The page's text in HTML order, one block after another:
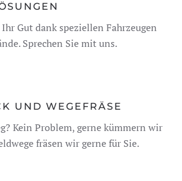
Gut dank speziellen Fahrzeugen
Sprechen Sie mit uns.
UND WEGEFRÄSE
Kein Problem, gerne kümmern wir
fräsen wir gerne für Sie.